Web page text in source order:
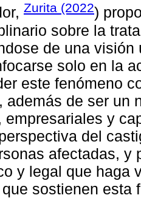
Zurita (2022)
sobre la
de una
solo en la
este fenómeno
además de ser un
empresariales y
del
afectadas, y
y legal que haga
sostienen esta